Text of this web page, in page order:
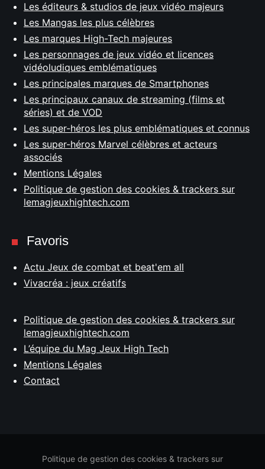
Les éditeurs & studios de jeux vidéo majeurs
Les Mangas les plus célèbres
Les marques High-Tech majeures
Les personnages de jeux vidéo et licences
vidéoludiques emblématiques
Les principales marques de Smartphones
Les principaux canaux de streaming (films et
séries) et de VOD
Les super-héros les plus emblématiques et connus
Les super-héros Marvel célèbres et acteurs
associés
Mentions Légales
Politique de gestion des cookies & trackers sur
lemagjeuxhightech.com
Favoris
Actu Jeux de combat et beat'em all
Vivacréa : jeux créatifs
Politique de gestion des cookies & trackers sur
lemagjeuxhightech.com
L’équipe du Mag Jeux High Tech
Mentions Légales
Contact
Politique de gestion des cookies & trackers sur